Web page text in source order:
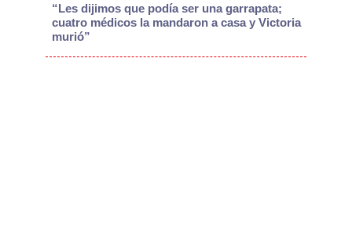
“Les dijimos que podía ser una garrapata;
cuatro médicos la mandaron a casa y Victoria
murió”